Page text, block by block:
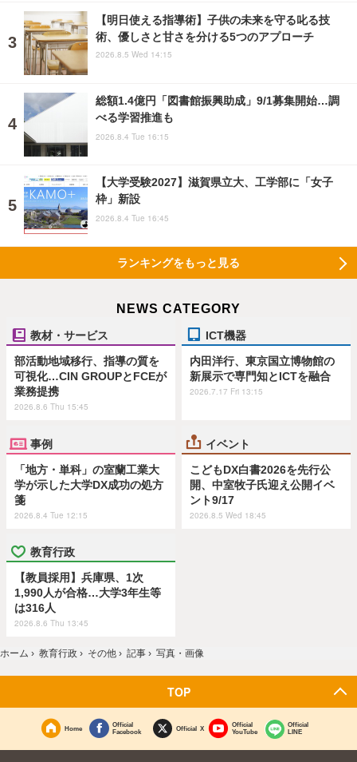
【明日使える指導術】子供の未来を守る叱る技
術、優しさと甘さを分ける5つのアプローチ
2026.8.5 Wed 14:15
総額1.4億円「図書館振興助成」9/1募集開始…調
べる学習推進も
2026.8.4 Tue 16:15
【大学受験2027】滋賀県立大、工学部に「女子
枠」新設
2026.8.4 Tue 16:45
ランキングをもっと見る
NEWS CATEGORY
教材・サービス
部活動地域移行、指導の質を
可視化…CIN GROUPとFCEが
業務提携
2026.8.6 Thu 15:45
ICT機器
内田洋行、東京国立博物館の
新展示で専門知とICTを融合
2026.7.17 Fri 13:15
事例
「地方・単科」の室蘭工業大
学が示した大学DX成功の処方
箋
2026.8.4 Tue 12:15
イベント
こどもDX白書2026を先行公
開、中室牧子氏迎え公開イベ
ント9/17
2026.8.5 Wed 18:45
教育行政
【教員採用】兵庫県、1次
1,990人が合格…大学3年生等
は316人
2026.8.6 Thu 13:45
ホーム › 教育行政 › その他 › 記事 › 写真・画像
TOP
Home
Official
Facebook
Official X
Official
YouTube
Official
LINE